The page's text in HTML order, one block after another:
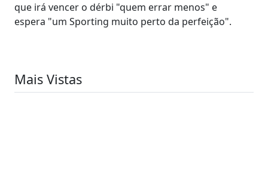
que irá vencer o dérbi "quem errar menos" e
espera "um Sporting muito perto da perfeição".
Mais Vistas